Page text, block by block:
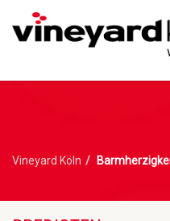
Vineyard Köln